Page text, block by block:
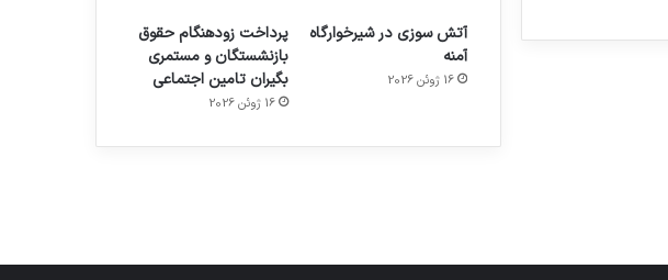
آتش سوزی در شیرخوارگاه
آمنه
16 ژوئن 2026
پرداخت زودهنگام حقوق
بازنشستگان و مستمری
بگیران تامین اجتماعی
16 ژوئن 2026
هدفون های 2023